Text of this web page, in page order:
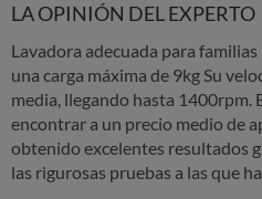
LA OPINIÓN DEL EXPERTO
Lavadora adecuada para
una carga máxima de 9kg Su
media, llegando hasta 1400rpm.
encontrar a un precio medio de
obtenido excelentes resultados
las rigurosas pruebas a las que